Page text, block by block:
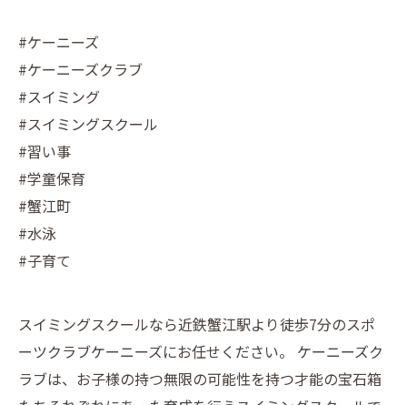
#ケーニーズ
#ケーニーズクラブ
#スイミング
#スイミングスクール
#習い事
#学童保育
#蟹江町
#水泳
#子育て
スイミングスクールなら近鉄蟹江駅より徒歩7分のスポ
ーツクラブケーニーズにお任せください。 ケーニーズク
ラブは、お子様の持つ無限の可能性を持つ才能の宝石箱